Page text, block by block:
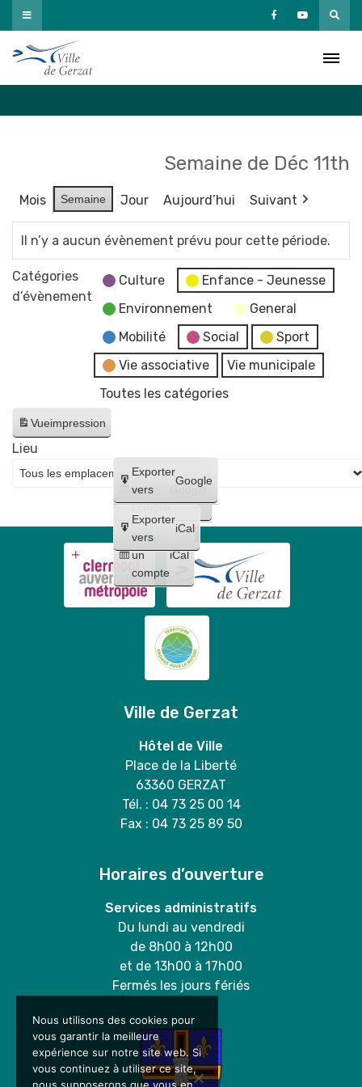
Passer
au
contenu
Semaine de Déc 11th
Mois Semaine Jour Aujourd’hui Suivant
Il n’y a aucun évènement prévu pour cette période.
Catégories
d’évènement
Culture
Enfance - Jeunesse
Environnement
General
Mobilité
Social
Sport
Vie associative
Vie municipale
Toutes les catégories
Vueimpression
Créer
un
compte
Google
Créer
un
compte
iCal
Exporter
vers
Google
Exporter
vers
iCal
Lieu
Ville de Gerzat
Hôtel de Ville
Place de la Liberté
63360 GERZAT
Tél. : 04 73 25 00 14
Fax : 04 73 25 89 50
Horaires d’ouverture
Services administratifs
Du lundi au vendredi
de 8h00 à 12h00
et de 13h00 à 17h00
Fermés les jours fériés
Nous utilisons des cookies pour
vous garantir la meilleure
expérience sur notre site web. Si
vous continuez à utiliser ce site,